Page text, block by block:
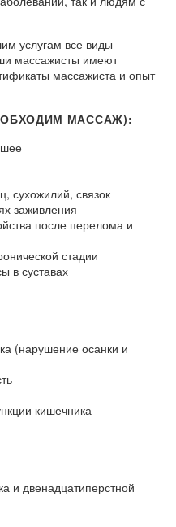
услугам все виды
массажисты имеют
массажиста и опыт
МАССАЖ):
сухожилий, связок
заживления
после перелома и
стадии
в суставах
(нарушение осанки и
кишечника
и двенадцатиперстной